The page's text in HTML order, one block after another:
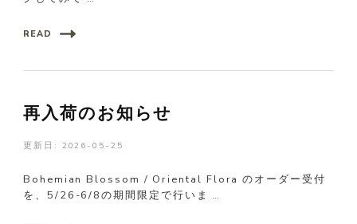
READ
再入荷のお知らせ
更新日: 2026-05-25
Bohemian Blossom / Oriental Flora のオーダー受付
を、5/26-6/8の期間限定で行いま …